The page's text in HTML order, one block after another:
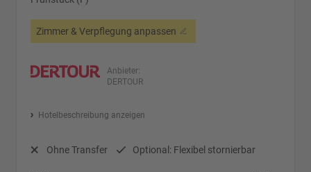
Zimmer & Verpflegung anpassen
Anbieter:
DERTOUR
Hotelbeschreibung anzeigen
Ohne Transfer Optional: Flexibel stornierbar